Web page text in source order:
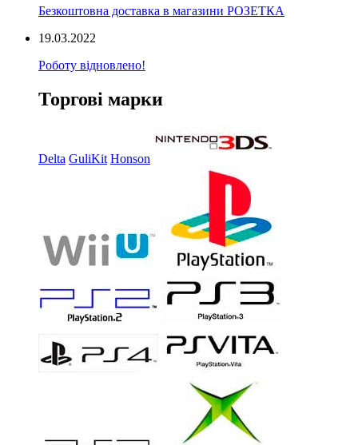
Безкоштовна доставка в магазини РОЗЕТКА
19.03.2022
Роботу відновлено!
Торгові марки
Delta GuliKit Honson